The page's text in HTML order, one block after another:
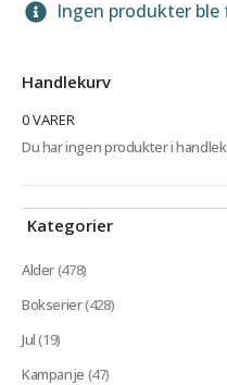
Ingen produkter ble
Handlekurv
0 VARER
Du har ingen produkter i
Kategorier
Alder(478)
Bokserier(428)
Jul(19)
Kampanje (47)